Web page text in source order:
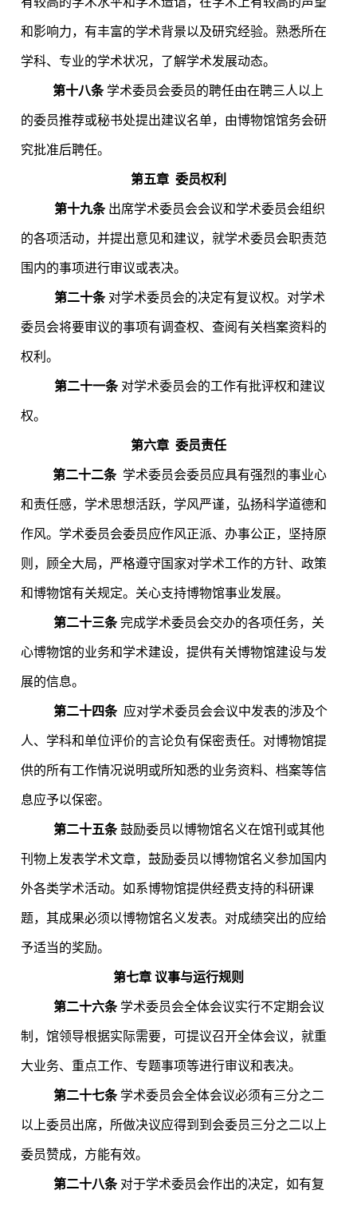
和影响力，有丰富的学术背景以及研究经验。熟悉所在
学科、专业的学术状况，了解学术发展动态。
第十八条 学术委员会委员的聘任由在聘三人以上
的委员推荐或秘书处提出建议名单，由博物馆馆务会研
究批准后聘任。
第五章 委员权利
第十九条 出席学术委员会会议和学术委员会组织
的各项活动，并提出意见和建议，就学术委员会职责范
围内的事项进行审议或表决。
第二十条 对学术委员会的决定有复议权。对学术
委员会将要审议的事项有调查权、查阅有关档案资料的
权利。
第二十一条 对学术委员会的工作有批评权和建议
权。
第六章 委员责任
第二十二条 学术委员会委员应具有强烈的事业心
和责任感，学术思想活跃，学风严谨，弘扬科学道德和
作风。学术委员会委员应作风正派、办事公正，坚持原
则，顾全大局，严格遵守国家对学术工作的方针、政策
和博物馆有关规定。关心支持博物馆事业发展。
第二十三条 完成学术委员会交办的各项任务，关
心博物馆的业务和学术建设，提供有关博物馆建设与发
展的信息。
第二十四条 应对学术委员会会议中发表的涉及个
人、学科和单位评价的言论负有保密责任。对博物馆提
供的所有工作情况说明或所知悉的业务资料、档案等信
息应予以保密。
第二十五条 鼓励委员以博物馆名义在馆刊或其他
刊物上发表学术文章，鼓励委员以博物馆名义参加国内
外各类学术活动。如系博物馆提供经费支持的科研课
题，其成果必须以博物馆名义发表。对成绩突出的应给
予适当的奖励。
第七章 议事与运行规则
第二十六条 学术委员会全体会议实行不定期会议
制，馆领导根据实际需要，可提议召开全体会议，就重
大业务、重点工作、专题事项等进行审议和表决。
第二十七条 学术委员会全体会议必须有三分之二
以上委员出席，所做决议应得到到会委员三分之二以上
委员赞成，方能有效。
第二十八条 对于学术委员会作出的决定，如有复